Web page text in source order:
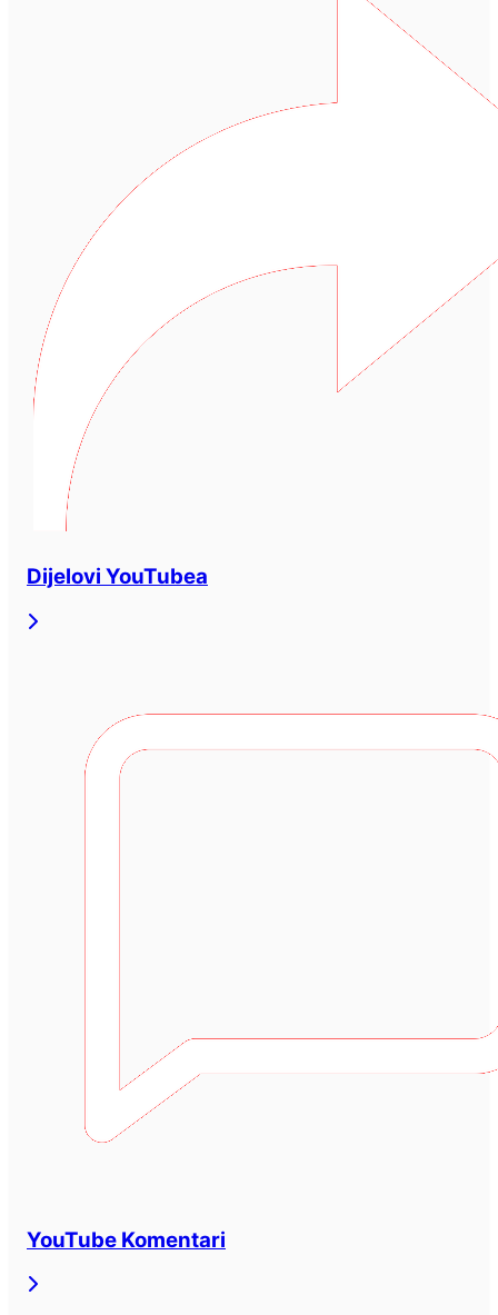
Dijelovi YouTubea
YouTube Komentari